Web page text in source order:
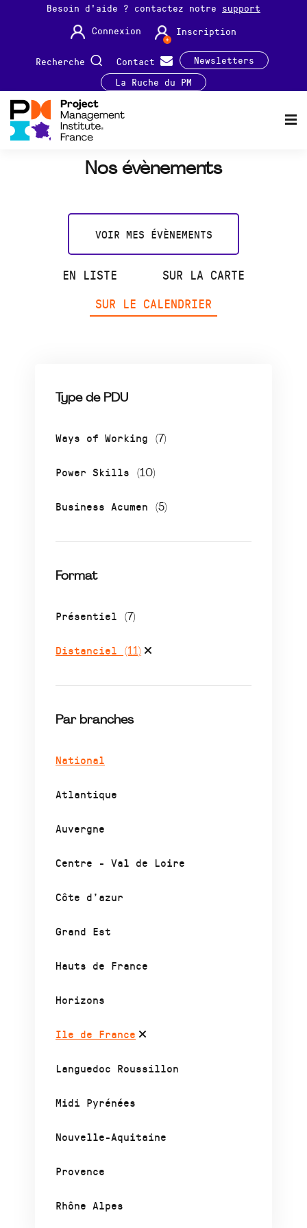
Besoin d'aide ? contactez notre support
Connexion
Inscription
Recherche Contact
Newsletters
La Ruche du PM
Nos évènements
VOIR MES ÉVÈNEMENTS
EN LISTE
SUR LA CARTE
SUR LE CALENDRIER
Type de PDU
Ways of Working (7)
Power Skills (10)
Business Acumen (5)
Format
Présentiel (7)
Distanciel (11)
Par branches
National
Atlantique
Auvergne
Centre - Val de Loire
Côte d’azur
Grand Est
Hauts de France
Horizons
Ile de France
Languedoc Roussillon
Midi Pyrénées
Nouvelle-Aquitaine
Provence
Rhône Alpes